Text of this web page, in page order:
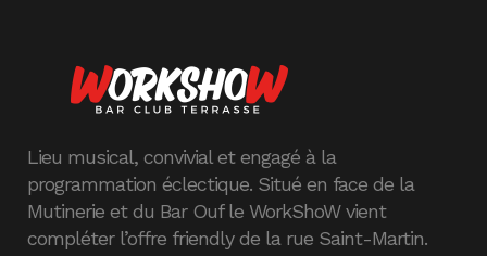
Lieu musical, convivial et engagé à la
programmation éclectique. Situé en face de la
Mutinerie et du Bar Ouf le WorkShoW vient
compléter l’offre friendly de la rue Saint-Martin.